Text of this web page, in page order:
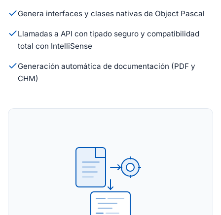
Genera interfaces y clases nativas de Object Pascal
Llamadas a API con tipado seguro y compatibilidad
total con IntelliSense
Generación automática de documentación (PDF y
CHM)